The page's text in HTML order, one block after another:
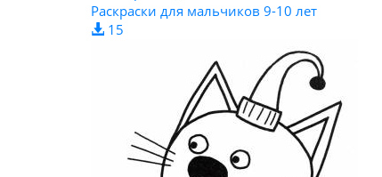
Раскраски для мальчиков 9-10 лет
15